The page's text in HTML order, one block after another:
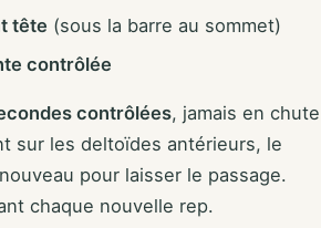
tête (sous la barre au sommet)
contrôlée
contrôlées, jamais en chute
sur les deltoïdes antérieurs, le
pour laisser le passage.
chaque nouvelle rep.